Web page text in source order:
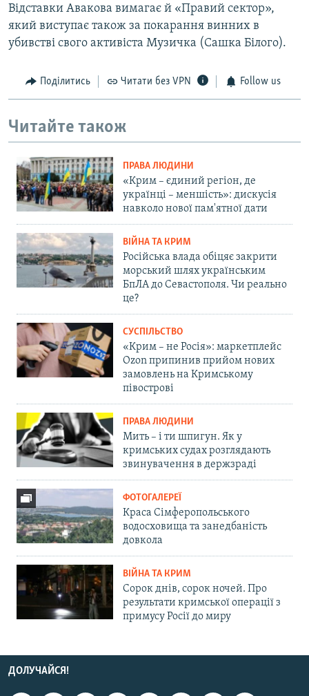
Відставки Авакова вимагає й «Правий сектор»,
який виступає також за покарання винних в
убивстві свого активіста Музичка (Сашка Білого).
Поділитись Читати без VPN Follow us
Читайте також
ПРАВА ЛЮДИНИ
«Крим – єдиний регіон, де
українці – меншість»: дискусія
навколо нової пам'ятної дати
ВІЙНА ТА КРИМ
Російська влада обіцяє закрити
морський шлях українським
БпЛА до Севастополя. Чи реально
це?
СУСПІЛЬСТВО
«Крим – не Росія»: маркетплейс
Ozon припинив прийом нових
замовлень на Кримському
півострові
ПРАВА ЛЮДИНИ
Мить – і ти шпигун. Як у
кримських судах розглядають
звинувачення в держзраді
ФОТОГАЛЕРЕЇ
Краса Сімферопольського
водосховища та занедбаність
довкола
ВІЙНА ТА КРИМ
Сорок днів, сорок ночей. Про
результати кримської операції з
примусу Росії до миру
ДОЛУЧАЙСЯ!